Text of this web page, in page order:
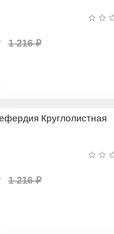
1 216 ₽
1 216 ₽